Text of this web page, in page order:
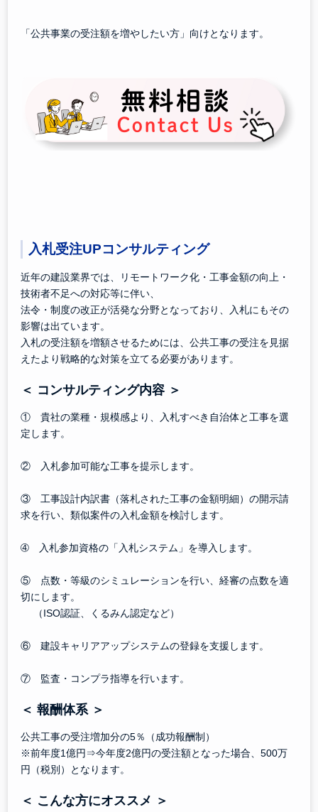
「公共事業の受注額を増やしたい方」向けとなります。
入札受注UPコンサルティング
近年の建設業界では、リモートワーク化・工事金額の向上・
技術者不足への対応等に伴い、
法令・制度の改正が活発な分野となっており、入札にもその
影響は出ています。
入札の受注額を増額させるためには、公共工事の受注を見据
えたより戦略的な対策を立てる必要があります。
＜ コンサルティング内容 ＞
① 貴社の業種・規模感より、入札すべき自治体と工事を選
定します。
② 入札参加可能な工事を提示します。
③ 工事設計内訳書（落札された工事の金額明細）の開示請
求を行い、類似案件の入札金額を検討します。
➃ 入札参加資格の「入札システム」を導入します。
⑤ 点数・等級のシミュレーションを行い、経審の点数を適
切にします。
（ISO認証、くるみん認定など）
⑥ 建設キャリアアップシステムの登録を支援します。
⑦ 監査・コンプラ指導を行います。
＜ 報酬体系 ＞
公共工事の受注増加分の5％（成功報酬制）
※前年度1億円⇒今年度2億円の受注額となった場合、500万
円（税別）となります。
＜ こんな方にオススメ ＞